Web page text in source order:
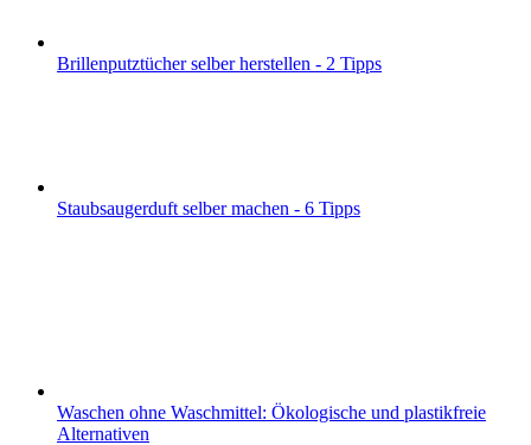
Brillenputztücher selber herstellen - 2 Tipps
Staubsaugerduft selber machen - 6 Tipps
Waschen ohne Waschmittel: Ökologische und plastikfreie
Alternativen